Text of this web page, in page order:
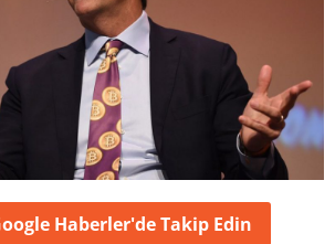
Haberler'deTakip Edin